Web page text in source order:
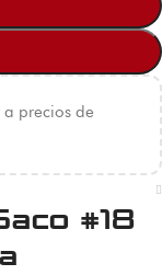
precios de
#18